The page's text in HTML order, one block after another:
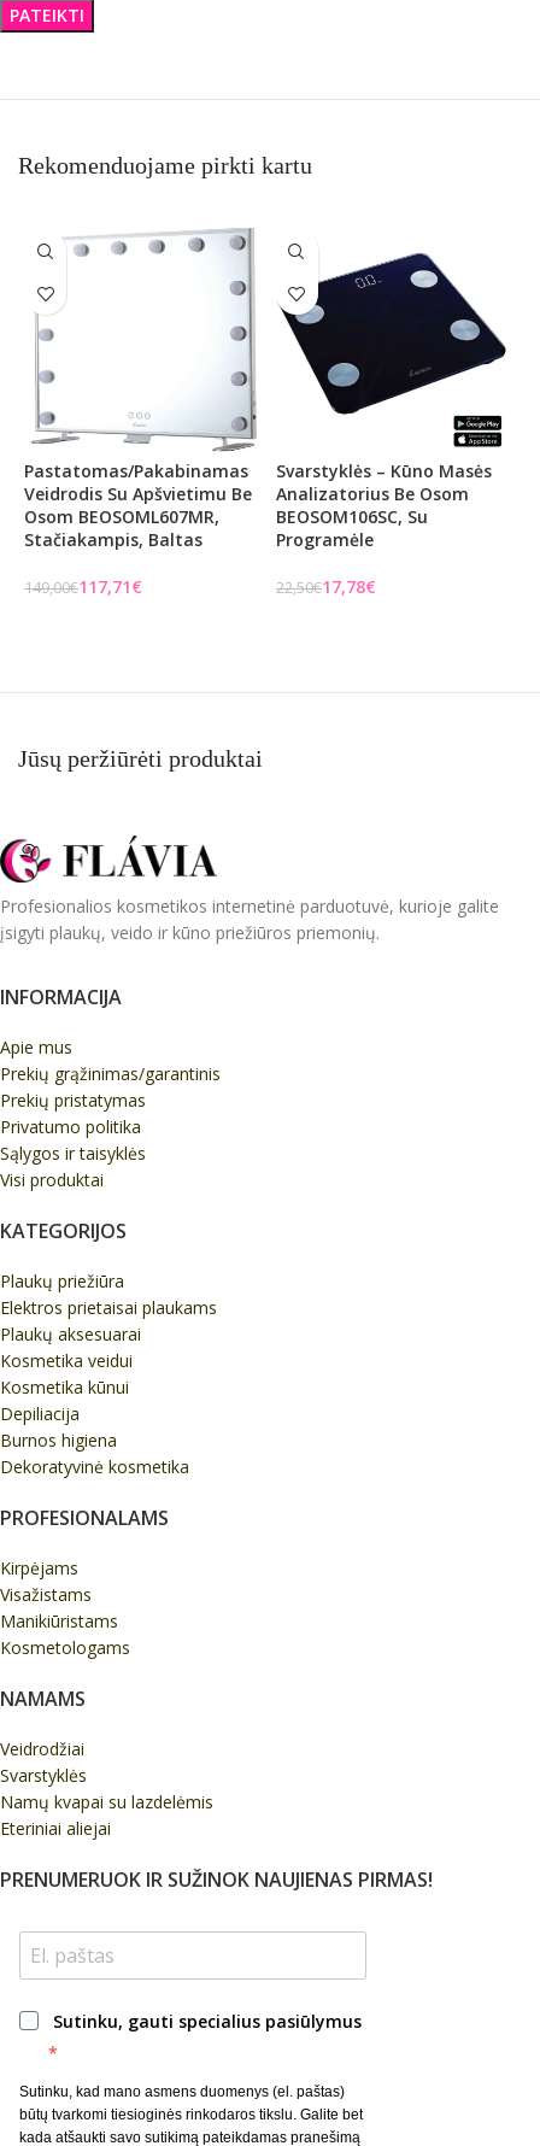
Rekomenduojame pirkti kartu
Pastatomas/pakabinamas
Veidrodis Su Apšvietimu Be
Osom BEOSOML607MR,
Stačiakampis, Baltas
149,00€117,71€
Svarstyklės – Kūno Masės
Analizatorius Be Osom
BEOSOM106SC, Su
Programėle
22,50€17,78€
Jūsų peržiūrėti produktai
Profesionalios kosmetikos internetinė parduotuvė, kurioje galite
įsigyti plaukų, veido ir kūno priežiūros priemonių.
INFORMACIJA
Apie mus
Prekių grąžinimas/garantinis
Prekių pristatymas
Privatumo politika
Sąlygos ir taisyklės
Visi produktai
KATEGORIJOS
Plaukų priežiūra
Elektros prietaisai plaukams
Plaukų aksesuarai
Kosmetika veidui
Kosmetika kūnui
Depiliacija
Burnos higiena
Dekoratyvinė kosmetika
PROFESIONALAMS
Kirpėjams
Visažistams
Manikiūristams
Kosmetologams
NAMAMS
Veidrodžiai
Svarstyklės
Namų kvapai su lazdelėmis
Eteriniai aliejai
PRENUMERUOK IR SUŽINOK NAUJIENAS PIRMAS!
Sutinku, gauti specialius pasiūlymus
Sutinku, kad mano asmens duomenys (el. paštas)
būtų tvarkomi tiesioginės rinkodaros tikslu. Galite bet
kada atšaukti savo sutikimą pateikdamas pranešimą